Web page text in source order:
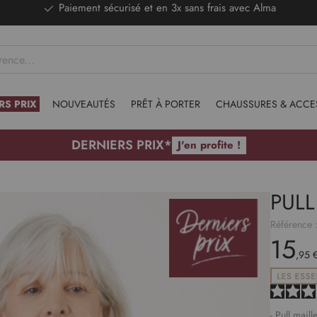
DERNIERS PRIX - Stocks limités
PRIX NOUVEAUTÉS PRÊT À PORTER CHAUSSURES &
DERNIERS PRIX* J'en profite !
Référence :
15,95